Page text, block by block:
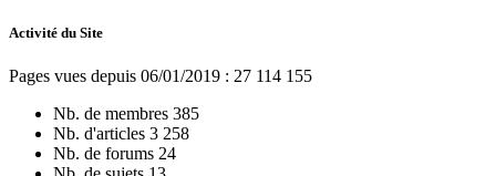
Activité du Site
Pages vues depuis 06/01/2019 : 27 114 155
Nb. de membres 385
Nb. d'articles 3 258
Nb. de forums 24